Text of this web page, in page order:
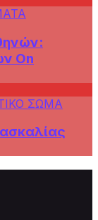
On